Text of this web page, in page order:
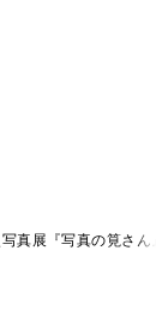
真展『写真の筧さ